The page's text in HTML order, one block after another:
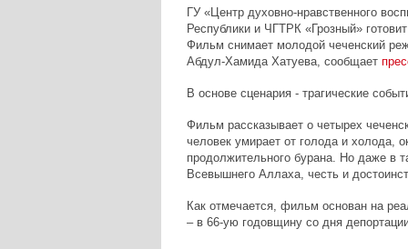
ГУ «Центр духовно-нравственного
Республики и ЧГТРК «Грозный»
Фильм снимает молодой чеченский
Абдул-Хамида Хатуева, сообщает
В основе сценария - трагические
Фильм рассказывает о четырех
человек умирает от голода и холода,
продолжительного бурана. Но даже в
Всевышнего Аллаха, честь и
Как отмечается, фильм основан на
– в 66-ую годовщину со дня